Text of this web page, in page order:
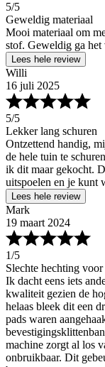
5/5
Geweldig materiaal
Mooi materiaal om
stof. Geweldig ga het
Lees hele review
Willi
16 juli 2025
5/5
Lekker lang schuren
Ontzettend handig,
de hele tuin te
ik dit maar gekocht.
uitspoelen en je kunt
Lees hele review
Mark
19 maart 2024
1/5
Slechte hechting
Ik dacht eens iets
kwaliteit gezien de
helaas bleek dit een
pads waren
machine zorgt al los
onbruikbaar. Dit